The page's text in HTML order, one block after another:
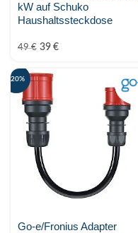
Tigo
TSUN
VARTA
Zendure
ZYC
kW auf Schuko
Haushaltssteckdose
49€ 39 €
-20%
Go-e/Fronius Adapter